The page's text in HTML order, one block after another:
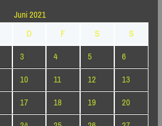
Juni 2021
D F S
S
3 4 5
6
10 11 12
13
17 18 19
20